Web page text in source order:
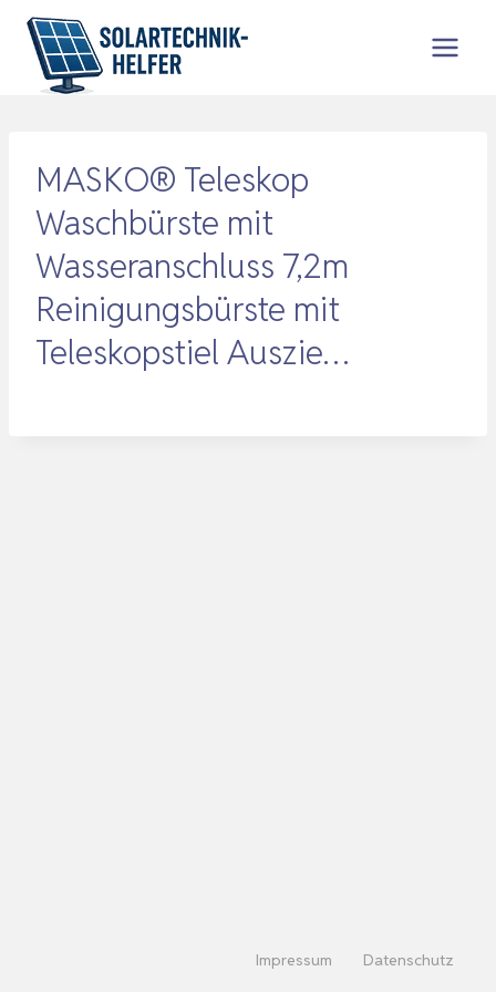
Zum
Inhalt
springen
MASKO® Teleskop
Waschbürste mit
Wasseranschluss 7,2m
Reinigungsbürste mit
Teleskopstiel Auszie…
Impressum Datenschutz